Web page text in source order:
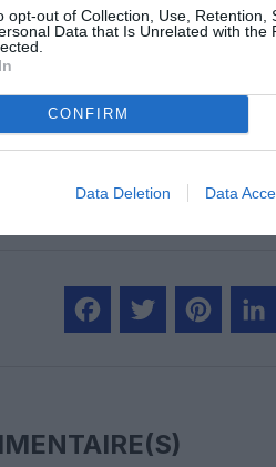
opt-out of Collection, Use, Retention,
Data that Is Unrelated with the
CONFIRM
Data Deletion Data
apprécié l’article ?
nous, faites un don !
SOUTENIR